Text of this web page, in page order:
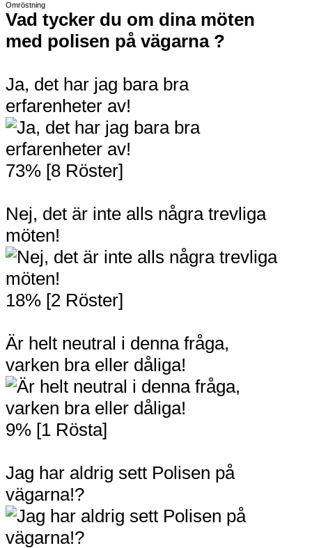
Omröstning
Vad tycker du om dina möten
med polisen på vägarna ?
Ja, det har jag bara bra
erfarenheter av!
73% [8 Röster]
Nej, det är inte alls några trevliga
möten!
18% [2 Röster]
Är helt neutral i denna fråga,
varken bra eller dåliga!
9% [1 Rösta]
Jag har aldrig sett Polisen på
vägarna!?